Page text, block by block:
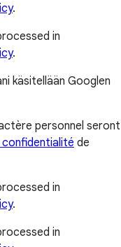
.
in
.
käsitellään Googlen
personnel seront
confidentialité de
in
.
in